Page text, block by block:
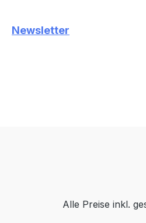
Newsletter
Alle Preise inkl.